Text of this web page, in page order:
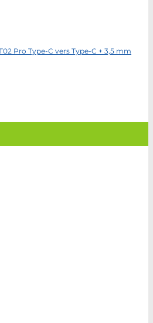
Pro Type-C vers Type-C + 3,5 mm